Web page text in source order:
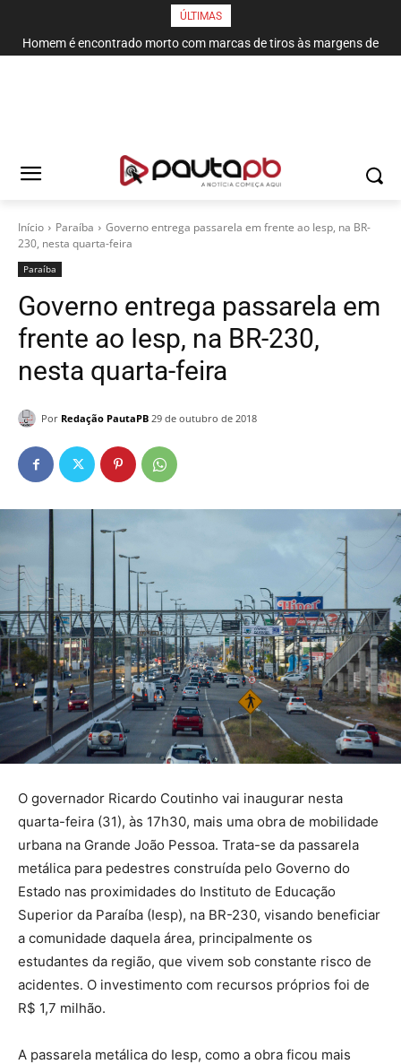
ÚLTIMAS
Homem é encontrado morto com marcas de tiros às margens de
rodovia em Campina Grande
Início Paraí­ba
Governo entrega passarela em frente ao Iesp, na BR-
230, nesta quarta-feira
Paraí­ba
Governo entrega passarela em
frente ao Iesp, na BR-230,
nesta quarta-feira
Por Redação PautaPB 29 de outubro de 2018
O governador Ricardo Coutinho vai inaugurar nesta
quarta-feira (31), às 17h30, mais uma obra de mobilidade
urbana na Grande João Pessoa. Trata-se da passarela
metálica para pedestres construída pelo Governo do
Estado nas proximidades do Instituto de Educação
Superior da Paraíba (Iesp), na BR-230, visando beneficiar
a comunidade daquela área, principalmente os
estudantes da região, que vivem sob constante risco de
acidentes. O investimento com recursos próprios foi de
R$ 1,7 milhão.
A passarela metálica do Iesp, como a obra ficou mais